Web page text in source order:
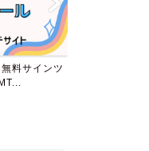
ダウンロード